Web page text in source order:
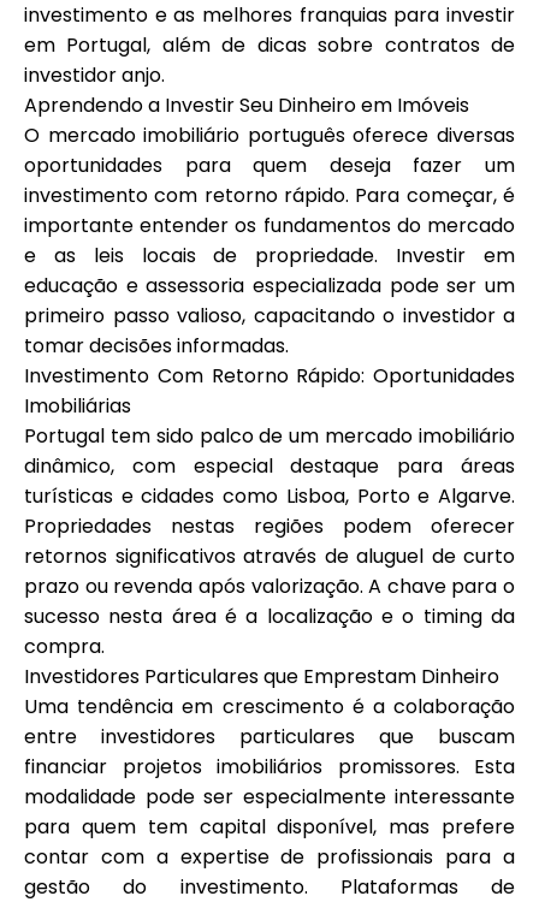
Histórico de Rondas
Blog
Contacte-nos
Ajuda
Minha Conta
Obter Financiamento
ask@scrambleup.com
+372 712 2955
investimento e as melhores franquias para investir
em Portugal, além de dicas sobre contratos de
investidor anjo.
Aprendendo a Investir Seu Dinheiro em Imóveis
O mercado imobiliário português oferece diversas
oportunidades para quem deseja fazer um
investimento com retorno rápido. Para começar, é
importante entender os fundamentos do mercado
e as leis locais de propriedade. Investir em
educação e assessoria especializada pode ser um
primeiro passo valioso, capacitando o investidor a
tomar decisões informadas.
Investimento Com Retorno Rápido: Oportunidades
Imobiliárias
Portugal tem sido palco de um mercado imobiliário
dinâmico, com especial destaque para áreas
turísticas e cidades como Lisboa, Porto e Algarve.
Propriedades nestas regiões podem oferecer
retornos significativos através de aluguel de curto
prazo ou revenda após valorização. A chave para o
sucesso nesta área é a localização e o timing da
compra.
Investidores Particulares que Emprestam Dinheiro
Uma tendência em crescimento é a colaboração
entre investidores particulares que buscam
financiar projetos imobiliários promissores. Esta
modalidade pode ser especialmente interessante
para quem tem capital disponível, mas prefere
contar com a expertise de profissionais para a
gestão do investimento. Plataformas de